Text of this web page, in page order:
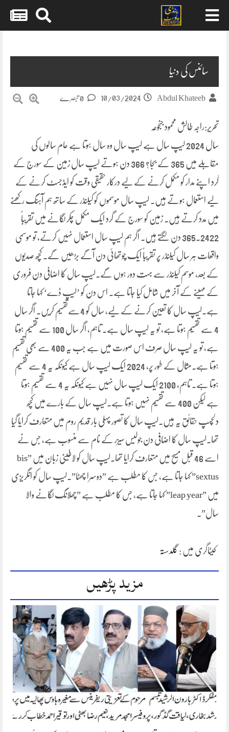
سائنس کی دنیا
Abdul Khateeb
10/03/2024
تحریر:راجہ طالش محمود جنجوعہ
سال 2024 لیپ سال ہے لیپ سال وہ سال ہوتا ہے عام سالوں کی
مقابلے میں 365 کے بجا? 366 دن ہوتے لیپ سال زمین کے سورج کے
گرد اپنے مدار کو مکمل کرنے کے لیے درکار حقیقی وقت کو ایڈجسٹ کرنے کے
لیے استعمال ہوتے ہیں۔ لیپ سال موسموں کو کیلنڈر کے ساتھ ہم آہنگ رکھنے
میں مدد کرتے ہیں۔ زمین کو سورج کے گرد ایک مکمل چکر لگانے میں تقریباً
365.2422 دن لگتے ہیں۔ اگر ہم لیپ سال استعمال نہیں کرتے، تو موسمی
واقعات ہر سال کیلنڈر پر تقریباً ایک چوتھائی دن آگے بڑھیں گے۔ کچھ صدیوں
کے بعد، موسم کیلنڈر سے بہت دور ہوں گے۔لیپ سال کا اضافی دن فروری
کے مہینے کے آخر میں شامل کیا جاتا ہے۔ اس دن کو ’لیپ ڈے‘ کہا جاتا
ہے۔لیپ سال کا تعین کرنے کے لیے، سال کو 4سےتقسیم کریں۔ اگر سال
4 سے تقسیم ہوتا ہے، تو یہ لیپ سال ہے۔ تاہم، اگر سال 100 سے تقسیم ہوتا
ہے، تو یہ لیپ سال صرف اس صورت میں ہے جب یہ 400 سے بھی تقسیم
ہوتا ہے۔مثال کے طور پر، 2024 ایک لیپ سال ہے کیونکہ یہ 4 سے تقسیم
ہوتا ہے۔ تاہم، 2100 ایک لیپ سال نہیں ہے کیونکہ یہ 4 سے تقسیم ہوتا
ہے لیکن 400 سے تقسیم نہیں ہوتا ہے۔لیپ سال کے بارے میں کچھ
دلچسپ حقائق یہ ہیں۔لیپ سال کا تصور پہلی بار قدیم روم میں متعارف کرایا گیا
تھا۔لیپ سال کا اضافی دن جولیس سیزر کے نام سے منسوب ہے، جس نے
اسے 46 قبل مسیح میں متعارف کرایا تھا۔لیپ سال کو لاطینی زبان میں ”bis
sextus” کہا جاتا ہے، جس کا مطلب ہے ”دوسرا چھٹا”۔لیپ سال کو انگریزی
میں ”leap year” کہا جاتا ہے، جس کا مطلب ہے ”چھلانگ لگانے والا
سال”۔
کیٹاگری میں : گلدستہ
مزید پڑھیں